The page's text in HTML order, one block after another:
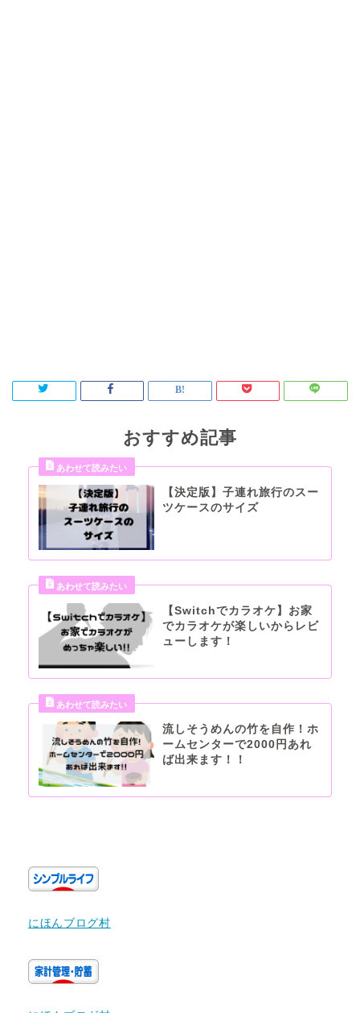
おすすめ記事
【決定版】子連れ旅行のスー
ツケースのサイズ
【Switchでカラオケ】お家
でカラオケが楽しいからレビ
ューします！
流しそうめんの竹を自作！ホ
ームセンターで2000円あれ
ば出来ます！！
にほんブログ村